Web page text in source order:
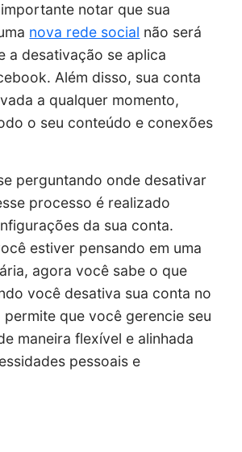
notar que sua
nova rede social não será
a desativação se aplica
Além disso, sua conta
a qualquer momento,
o seu conteúdo e conexões
perguntando onde desativar
processo é realizado
da sua conta.
estiver pensando em uma
agora você sabe o que
você desativa sua conta no
permite que você gerencie seu
maneira flexível e alinhada
pessoais e